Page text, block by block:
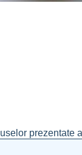
prezentate